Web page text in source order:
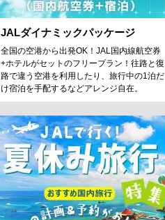
JALダイナミックパッケージ
全国の空港から出発OK！JAL国内線航空券
+ホテルがセットのフリープラン！往路と復
路で違う空港を利用したり、旅行中の1泊だ
け宿泊を手配するなどアレンジ自在。